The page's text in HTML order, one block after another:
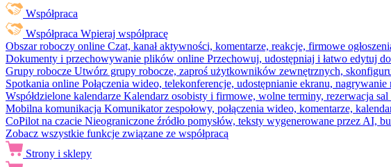
Współpraca
Współpraca Wpieraj współpracę
Obszar roboczy online Czat, kanał aktywności, komentarze, reakcje, firmowe
Dokumenty i przechowywanie plików online Przechowuj, udostępniaj i łatwo edytuj
Grupy robocze Utwórz grupy robocze, zaproś użytkowników zewnętrznych,
Spotkania online Połączenia wideo, telekonferencje, udostępnianie ekranu,
Współdzielone kalendarze Kalendarz osobisty i firmowe, wolne terminy, rezerwacja
Mobilna komunikacja Komunikator zespołowy, połączenia wideo, komentarze,
CoPilot na czacie Nieograniczone źródło pomysłów, teksty wygenerowane przez AI,
Zobacz wszystkie funkcje związane ze współpracą
Strony i sklepy